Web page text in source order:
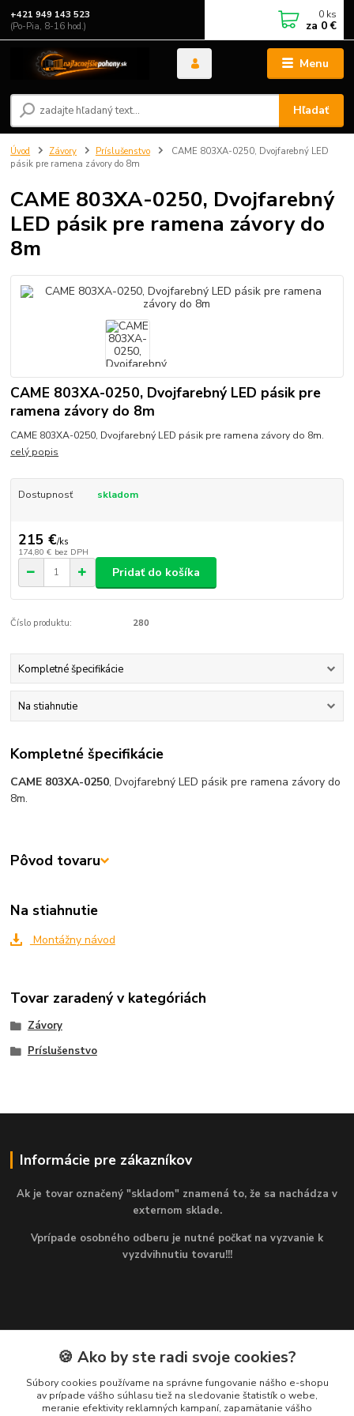
Menu
Hľadať
+421 949 143 523
(Po-Pia, 8-16 hod.)
0 ks
za 0 €
Úvod Závory Príslušenstvo
CAME 803XA-0250, Dvojfarebný LED
pásik pre ramena závory do 8m
CAME 803XA-0250, Dvojfarebný
LED pásik pre ramena závory do
8m
CAME 803XA-0250, Dvojfarebný LED pásik pre
ramena závory do 8m
CAME 803XA-0250, Dvojfarebný LED pásik pre ramena závory do 8m.
celý popis
Dostupnosť skladom
215 €/ks
174,80 € bez DPH
Pridať do košíka
Číslo produktu: 280
Kompletné špecifikácie
Na stiahnutie
Kompletné špecifikácie
CAME 803XA-0250, Dvojfarebný LED pásik pre ramena závory do
8m.
Pôvod tovaru
Na stiahnutie
Montážny návod
Tovar zaradený v kategóriách
Závory
Príslušenstvo
Informácie pre zákazníkov
Ak je tovar označený "skladom" znamená to, že sa nachádza v
externom sklade.
Vprípade osobného odberu je nutné počkať na vyzvanie k
vyzdvihnutiu tovaru!!!
Kontakty
Martin
🍪 Ako by ste radi svoje cookies?
Súbory cookies používame na správne fungovanie nášho e-shopu
av prípade vášho súhlasu tiež na sledovanie štatistík o webe,
meranie efektivity reklamných kampaní, zapamätanie vášho